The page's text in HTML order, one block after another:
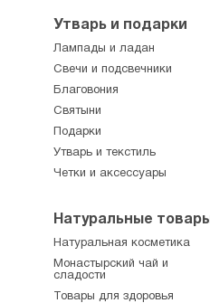
Утварь и подарки
Лампады и ладан
Свечи и подсвечники
Благовония
Святыни
Подарки
Утварь и текстиль
Четки и аксессуары
Натуральные товары
Натуральная косметика
Монастырский чай и
сладости
Товары для здоровья